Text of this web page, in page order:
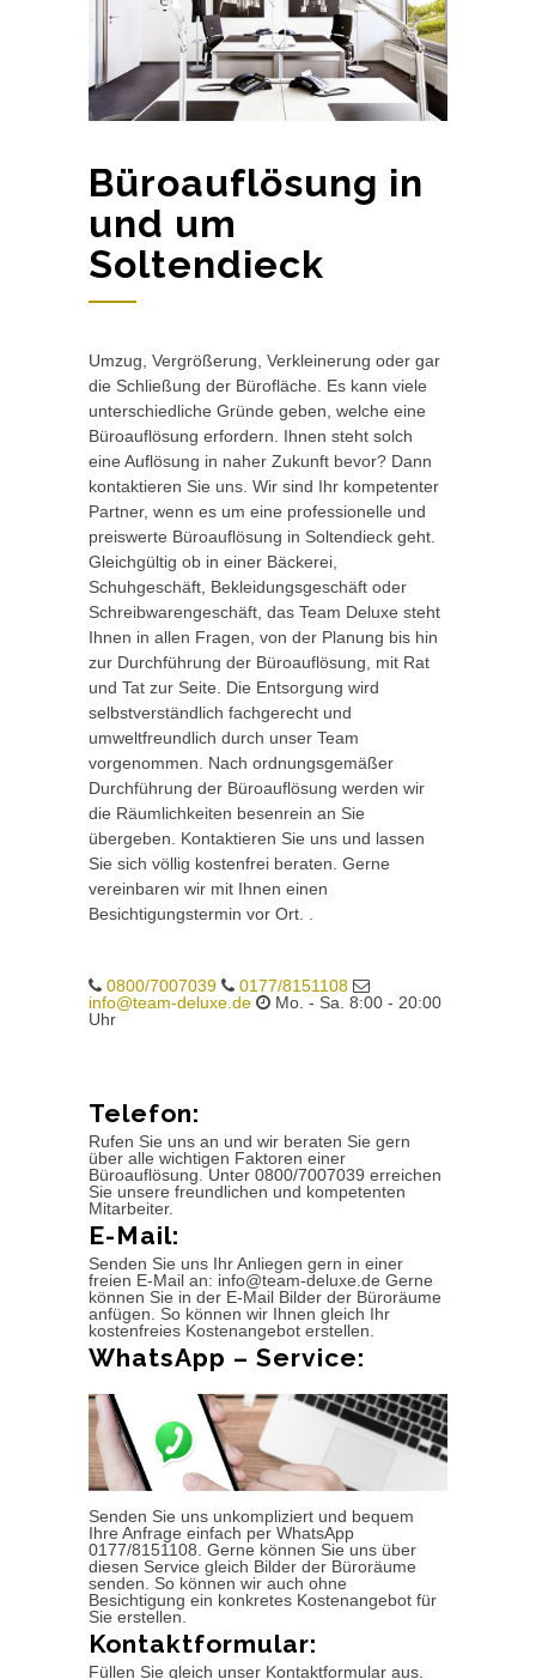
Büroauflösung in
und um
Soltendieck
Umzug, Vergrößerung, Verkleinerung oder gar
die Schließung der Bürofläche. Es kann viele
unterschiedliche Gründe geben, welche eine
Büroauflösung erfordern. Ihnen steht solch
eine Auflösung in naher Zukunft bevor? Dann
kontaktieren Sie uns. Wir sind Ihr kompetenter
Partner, wenn es um eine professionelle und
preiswerte Büroauflösung in Soltendieck geht.
Gleichgültig ob in einer Bäckerei,
Schuhgeschäft, Bekleidungsgeschäft oder
Schreibwarengeschäft, das Team Deluxe steht
Ihnen in allen Fragen, von der Planung bis hin
zur Durchführung der Büroauflösung, mit Rat
und Tat zur Seite. Die Entsorgung wird
selbstverständlich fachgerecht und
umweltfreundlich durch unser Team
vorgenommen. Nach ordnungsgemäßer
Durchführung der Büroauflösung werden wir
die Räumlichkeiten besenrein an Sie
übergeben. Kontaktieren Sie uns und lassen
Sie sich völlig kostenfrei beraten. Gerne
vereinbaren wir mit Ihnen einen
Besichtigungstermin vor Ort. .
0800/7007039
0177/8151108
info@team-deluxe.de
Mo. - Sa. 8:00 - 20:00
Uhr
Telefon:
Rufen Sie uns an und wir beraten Sie gern
über alle wichtigen Faktoren einer
Büroauflösung. Unter 0800/7007039 erreichen
Sie unsere freundlichen und kompetenten
Mitarbeiter.
E-Mail:
Senden Sie uns Ihr Anliegen gern in einer
freien E-Mail an: info@team-deluxe.de Gerne
können Sie in der E-Mail Bilder der Büroräume
anfügen. So können wir Ihnen gleich Ihr
kostenfreies Kostenangebot erstellen.
WhatsApp – Service:
Senden Sie uns unkompliziert und bequem
Ihre Anfrage einfach per WhatsApp
0177/8151108. Gerne können Sie uns über
diesen Service gleich Bilder der Büroräume
senden. So können wir auch ohne
Besichtigung ein konkretes Kostenangebot für
Sie erstellen.
Kontaktformular:
Füllen Sie gleich unser Kontaktformular aus.